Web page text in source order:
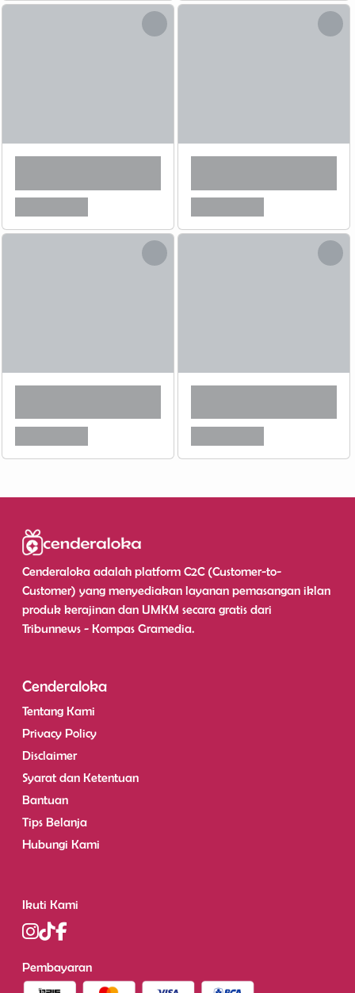
Cenderaloka adalah platform C2C (Customer-to-
Customer) yang menyediakan layanan pemasangan iklan
produk kerajinan dan UMKM secara gratis dari
Tribunnews - Kompas Gramedia.
Cenderaloka
Tentang Kami
Privacy Policy
Disclaimer
Syarat dan Ketentuan
Bantuan
Tips Belanja
Hubungi Kami
Ikuti Kami
Pembayaran